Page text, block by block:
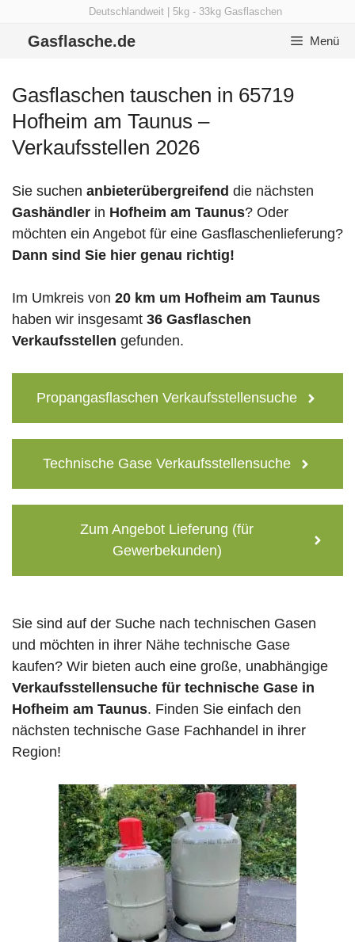
Deutschlandweit | 5kg - 33kg Gasflaschen
Gasflasche.de Menü
Gasflaschen tauschen in 65719
Hofheim am Taunus –
Verkaufsstellen 2026
Sie suchen anbieterübergreifend die nächsten
Gashändler in Hofheim am Taunus? Oder
möchten ein Angebot für eine Gasflaschenlieferung?
Dann sind Sie hier genau richtig!
Im Umkreis von 20 km um Hofheim am Taunus
haben wir insgesamt 36 Gasflaschen
Verkaufsstellen gefunden.
Propangasflaschen Verkaufsstellensuche
Technische Gase Verkaufsstellensuche
Zum Angebot Lieferung (für
Gewerbekunden)
Sie sind auf der Suche nach technischen Gasen
und möchten in ihrer Nähe technische Gase
kaufen? Wir bieten auch eine große, unabhängige
Verkaufsstellensuche für technische Gase in
Hofheim am Taunus. Finden Sie einfach den
nächsten technische Gase Fachhandel in ihrer
Region!